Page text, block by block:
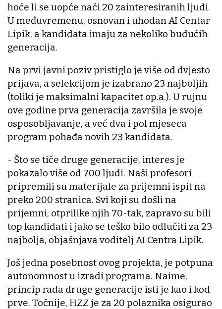
hoće li se uopće naći 20 zainteresiranih ljudi.
U međuvremenu, osnovan i uhodan AI Centar
Lipik, a kandidata imaju za nekoliko budućih
generacija.
Na prvi javni poziv pristiglo je više od dvjesto
prijava, a selekcijom je izabrano 23 najboljih
(toliki je maksimalni kapacitet op.a.). U rujnu
ove godine prva generacija završila je svoje
osposobljavanje, a već dva i pol mjeseca
program pohađa novih 23 kandidata.
- Što se tiče druge generacije, interes je
pokazalo više od 700 ljudi. Naši profesori
pripremili su materijale za prijemni ispit na
preko 200 stranica. Svi koji su došli na
prijemni, otprilike njih 70-tak, zapravo su bili
top kandidati i jako se teško bilo odlučiti za 23
najbolja, objašnjava voditelj AI Centra Lipik.
Još jedna posebnost ovog projekta, je potpuna
autonomnost u izradi programa. Naime,
princip rada druge generacije isti je kao i kod
prve. Točnije, HZZ je za 20 polaznika osigurao